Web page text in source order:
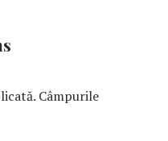
Câmpurile